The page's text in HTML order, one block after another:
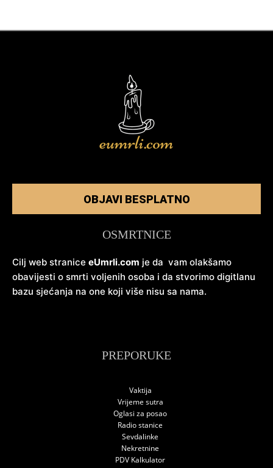
OBJAVI BESPLATNO
OSMRTNICE
Cilj web stranice eUmrli.com je da vam olakšamo
obavijesti o smrti voljenih osoba i da stvorimo digitlanu
bazu sjećanja na one koji više nisu sa nama.
PREPORUKE
Vaktija
Vrijeme sutra
Oglasi za posao
Radio stanice
Sevdalinke
Nekretnine
PDV Kalkulator